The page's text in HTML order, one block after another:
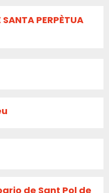
SANTA PERPÈTUA
de Sant Pol de